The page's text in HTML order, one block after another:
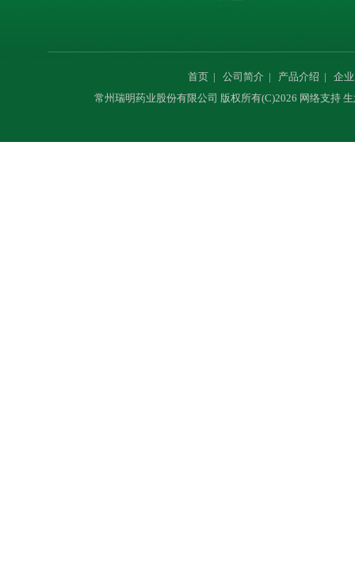
首页 | 公司简介 | 产品介绍 | 企
常州瑞明药业股份有限公司 版权所有(C)2026 网络支持